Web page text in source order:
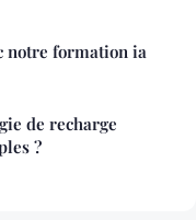
notre formation ia
de recharge
?